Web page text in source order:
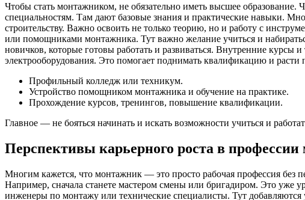
Чтобы стать монтажником, не обязательно иметь высшее
специальностям. Там дают базовые знания и практические навыки.
строительству. Важно освоить не только теорию, но и работу с
или помощниками монтажника. Тут важно желание учиться и
новичков, которые готовы работать и развиваться. Внутренние
электрооборудования. Это помогает поднимать квалификацию и
Профильный колледж или техникум.
Устройство помощником монтажника и обучение на практике.
Прохождение курсов, тренингов, повышение квалификации.
Главное — не бояться начинать и искать возможности учиться и
Перспективы карьерного роста в
Многим кажется, что монтажник — это просто рабочая профессия без
Например, сначала станете мастером смены или бригадиром. Это уже
инженеры по монтажу или технические специалисты. Тут добавляются